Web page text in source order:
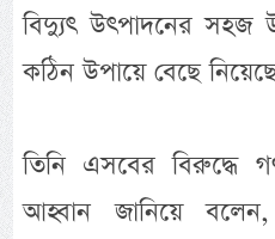
বিদ্যুৎ উৎপাদনের সহজ
কঠিন উপায়ে বেছে
তিনি এসবের বিরুদ্ধে
আহ্বান জানিয়ে